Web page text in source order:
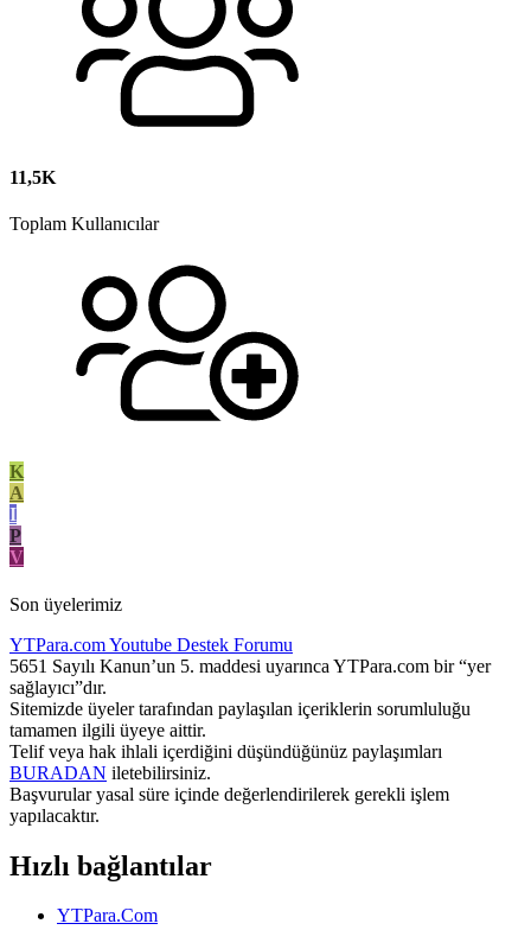
11,5K
Toplam Kullanıcılar
K
A
I
P
V
Son üyelerimiz
YTPara.comYoutube Destek Forumu
5651 Sayılı Kanun’un 5. maddesi uyarınca YTPara.com bir “yer
sağlayıcı”dır.
Sitemizde üyeler tarafından paylaşılan içeriklerin sorumluluğu
tamamen ilgili üyeye aittir.
Telif veya hak ihlali içerdiğini düşündüğünüz paylaşımları
BURADAN iletebilirsiniz.
Başvurular yasal süre içinde değerlendirilerek gerekli işlem
yapılacaktır.
Hızlı bağlantılar
YTPara.Com